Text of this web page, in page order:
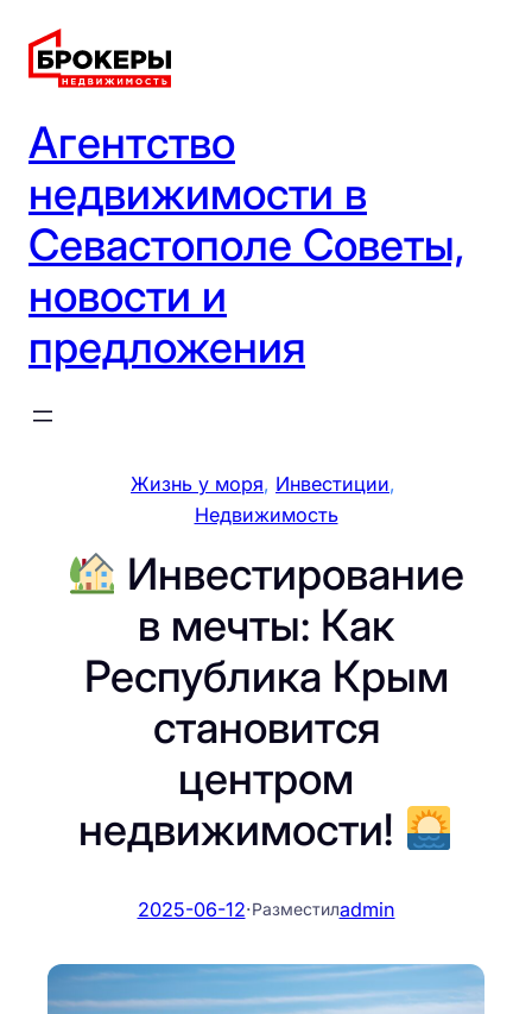
Перейти
содержимому
Агентство
недвижимости в
Севастополе Советы,
новости и
предложения
Жизнь у моря, Инвестиции
Недвижимость
Инвестирование
в мечты: Как
Республика Крым
становится
центром
недвижимости!
2025-06-12·Разместилadmin